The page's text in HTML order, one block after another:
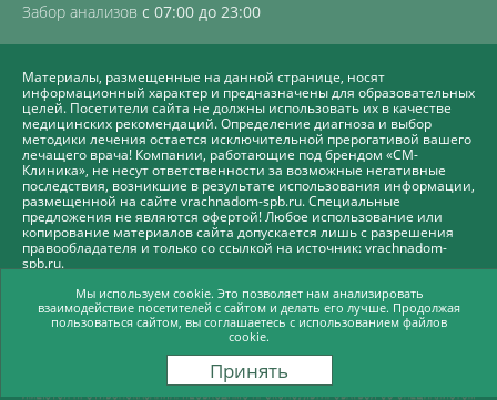
Забор анализов с 07:00 до 23:00
Материалы, размещенные на данной странице, носят
информационный характер и предназначены для образовательных
целей. Посетители сайта не должны использовать их в качестве
медицинских рекомендаций. Определение диагноза и выбор
методики лечения остается исключительной прерогативой вашего
лечащего врача! Компании, работающие под брендом «СМ-
Клиника», не несут ответственности за возможные негативные
последствия, возникшие в результате использования информации,
размещенной на сайте vrachnadom-spb.ru. Специальные
предложения не являются офертой! Любое использование или
копирование материалов сайта допускается лишь с разрешения
правообладателя и только со ссылкой на источник: vrachnadom-
spb.ru.
Политика СМ-Клиника в отношении обработки персональных
данных
Мы используем cookie. Это позволяет нам анализировать
взаимодействие посетителей с сайтом и делать его лучше. Продолжая
пользоваться сайтом, вы соглашаетесь с использованием файлов
cookie.
Принять